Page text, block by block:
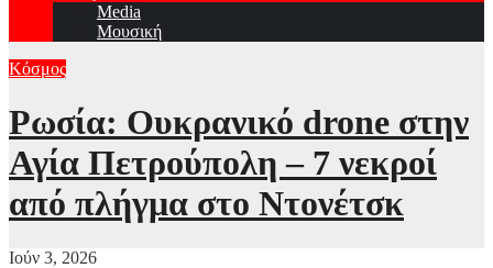
Media
Μουσική
Κόσμος
Ρωσία: Ουκρανικό drone στην
Αγία Πετρούπολη – 7 νεκροί
από πλήγμα στο Ντονέτσκ
Ιούν 3, 2026